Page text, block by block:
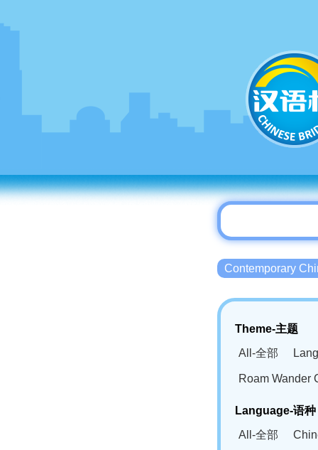
Contemporary
Theme-主题
All-全部
Roam Wander
Language-语种
All-全部